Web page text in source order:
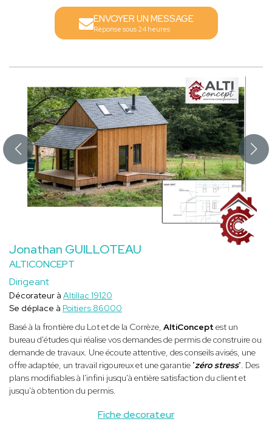
ENVOYER UN MESSAGE
Réponse sous 24 heures
Jonathan GUILLOTEAU
ALTICONCEPT
Dirigeant
Fiche decorateur
Décorateur à Altillac 19120
Se déplace à Poitiers 86000
Basé à la frontière du Lot et de la Corrèze, AltiConcept est un
bureau d'études qui réalise vos demandes de permis de construire ou
demande de travaux. Une écoute attentive, des conseils avisés, une
offre adaptée, un travail rigoureux et une garantie "zéro stress". Des
plans modifiables à l'infini jusqu'à entière satisfaction du client et
jusqu'à obtention du permis.